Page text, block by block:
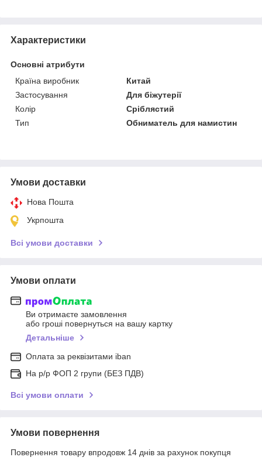
Характеристики
Основні атрибути
Країна виробник
Китай
Застосування
Для біжутерії
Колір
Сріблястий
Тип
Обниматель для намистин
Умови доставки
Нова Пошта
Укрпошта
Всі умови доставки
Умови оплати
Ви отримаєте замовлення
або гроші повернуться на вашу картку
Детальніше
Оплата за реквізитами iban
На р/р ФОП 2 групи (БЕЗ ПДВ)
Всі умови оплати
Умови повернення
Повернення товару впродовж 14 днів за рахунок покупця